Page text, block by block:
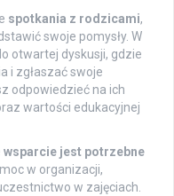
spotkania z rodzicami,
swoje pomysły. W
otwartej dyskusji, gdzie
i zgłaszać swoje
odpowiedzieć na ich
wartości edukacyjnej
wsparcie jest potrzebne
w organizacji,
w zajęciach.